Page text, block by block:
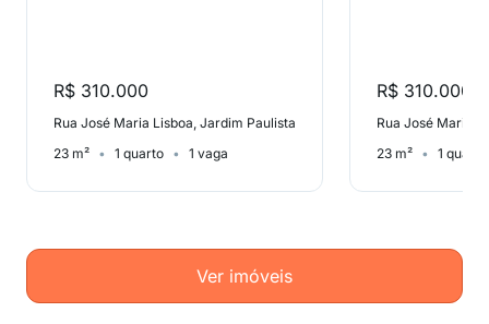
R$ 310.000
Rua José Maria Lisboa, Jardim Paulista
23 m²
1 quarto 1 vaga
R$ 310.000
Rua José Maria
23 m²
1 quarto
Ver imóveis